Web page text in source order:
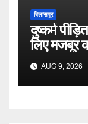
बिलासपुर
दुष्कर्म
लिए मजबूर
का उल्लंघन
AUG 9, 2026